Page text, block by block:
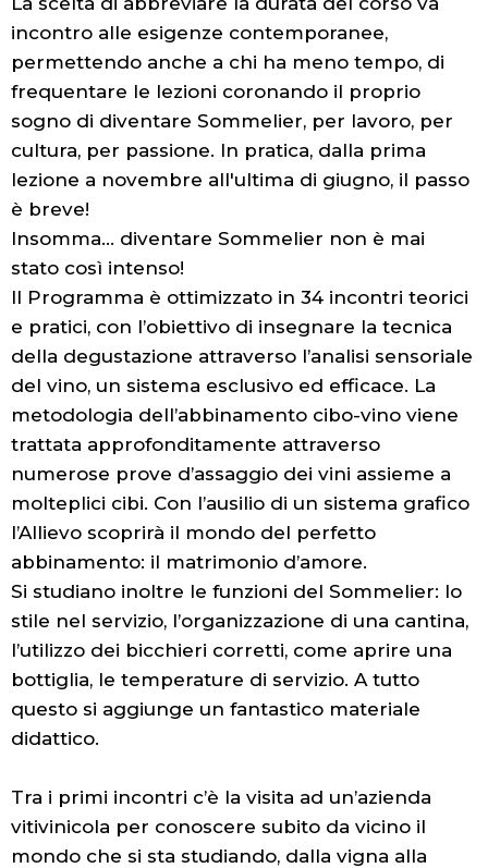
incontro alle esigenze contemporanee,
permettendo anche a chi ha meno tempo, di
frequentare le lezioni coronando il proprio
sogno di diventare Sommelier, per lavoro, per
cultura, per passione. In pratica, dalla prima
lezione a novembre all'ultima di giugno, il passo
è breve!
Insomma... diventare Sommelier non è mai
stato così intenso!
Il Programma è ottimizzato in 34 incontri teorici
e pratici, con l’obiettivo di insegnare la tecnica
della degustazione attraverso l’analisi sensoriale
del vino, un sistema esclusivo ed efficace. La
metodologia dell’abbinamento cibo-vino viene
trattata approfonditamente attraverso
numerose prove d’assaggio dei vini assieme a
molteplici cibi. Con l’ausilio di un sistema grafico
l’Allievo scoprirà il mondo del perfetto
abbinamento: il matrimonio d’amore.
Si studiano inoltre le funzioni del Sommelier: lo
stile nel servizio, l’organizzazione di una cantina,
l’utilizzo dei bicchieri corretti, come aprire una
bottiglia, le temperature di servizio. A tutto
questo si aggiunge un fantastico materiale
didattico.
Tra i primi incontri c’è la visita ad un’azienda
vitivinicola per conoscere subito da vicino il
mondo che si sta studiando, dalla vigna alla